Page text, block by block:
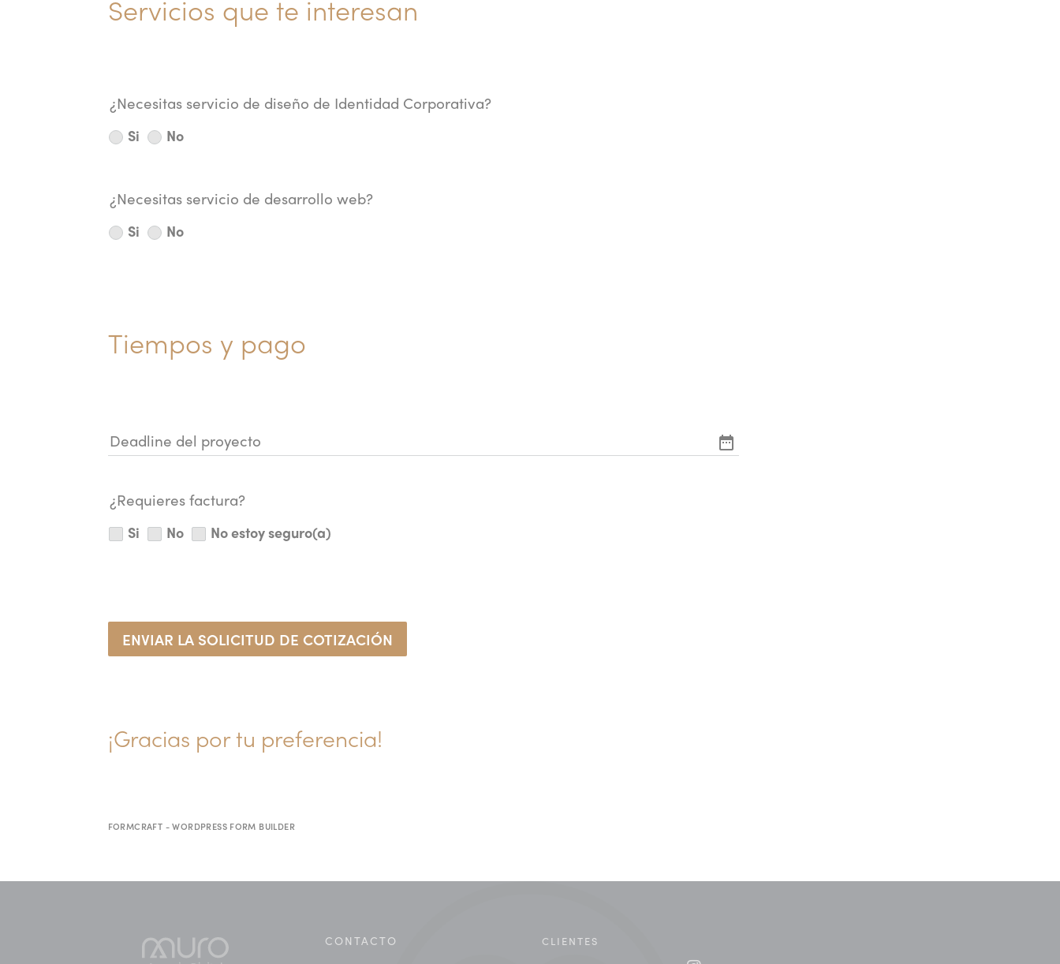
Servicios que te interesan
¿Necesitas servicio de diseño de Identidad Corporativa?
Si No
¿Necesitas servicio de desarrollo web?
Si No
Tiempos y pago
Deadline del proyecto date_range
¿Requieres factura?
Si No No estoy seguro(a)
ENVIAR LA SOLICITUD DE COTIZACIÓN
¡Gracias por tu preferencia!
FORMCRAFT - WORDPRESS FORM BUILDER
CONTACTO CLIENTES